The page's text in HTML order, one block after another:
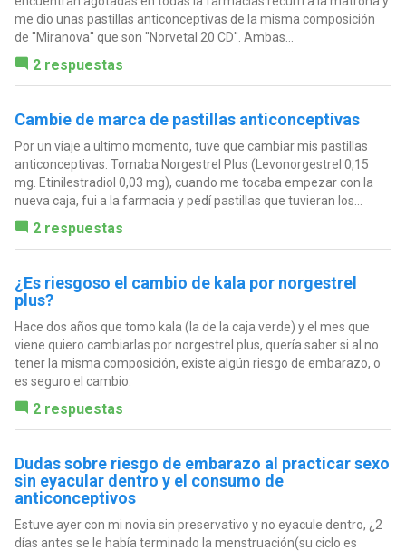
me dio unas pastillas anticonceptivas de la misma composición
de ''Miranova'' que son ''Norvetal 20 CD''. Ambas...
2 respuestas
Cambie de marca de pastillas anticonceptivas
Por un viaje a ultimo momento, tuve que cambiar mis pastillas
anticonceptivas. Tomaba Norgestrel Plus (Levonorgestrel 0,15
mg. Etinilestradiol 0,03 mg), cuando me tocaba empezar con la
nueva caja, fui a la farmacia y pedí pastillas que tuvieran los...
2 respuestas
¿Es riesgoso el cambio de kala por norgestrel
plus?
Hace dos años que tomo kala (la de la caja verde) y el mes que
viene quiero cambiarlas por norgestrel plus, quería saber si al no
tener la misma composición, existe algún riesgo de embarazo, o
es seguro el cambio.
2 respuestas
Dudas sobre riesgo de embarazo al practicar sexo
sin eyacular dentro y el consumo de
anticonceptivos
Estuve ayer con mi novia sin preservativo y no eyacule dentro, ¿2
días antes se le había terminado la menstruación(su ciclo es